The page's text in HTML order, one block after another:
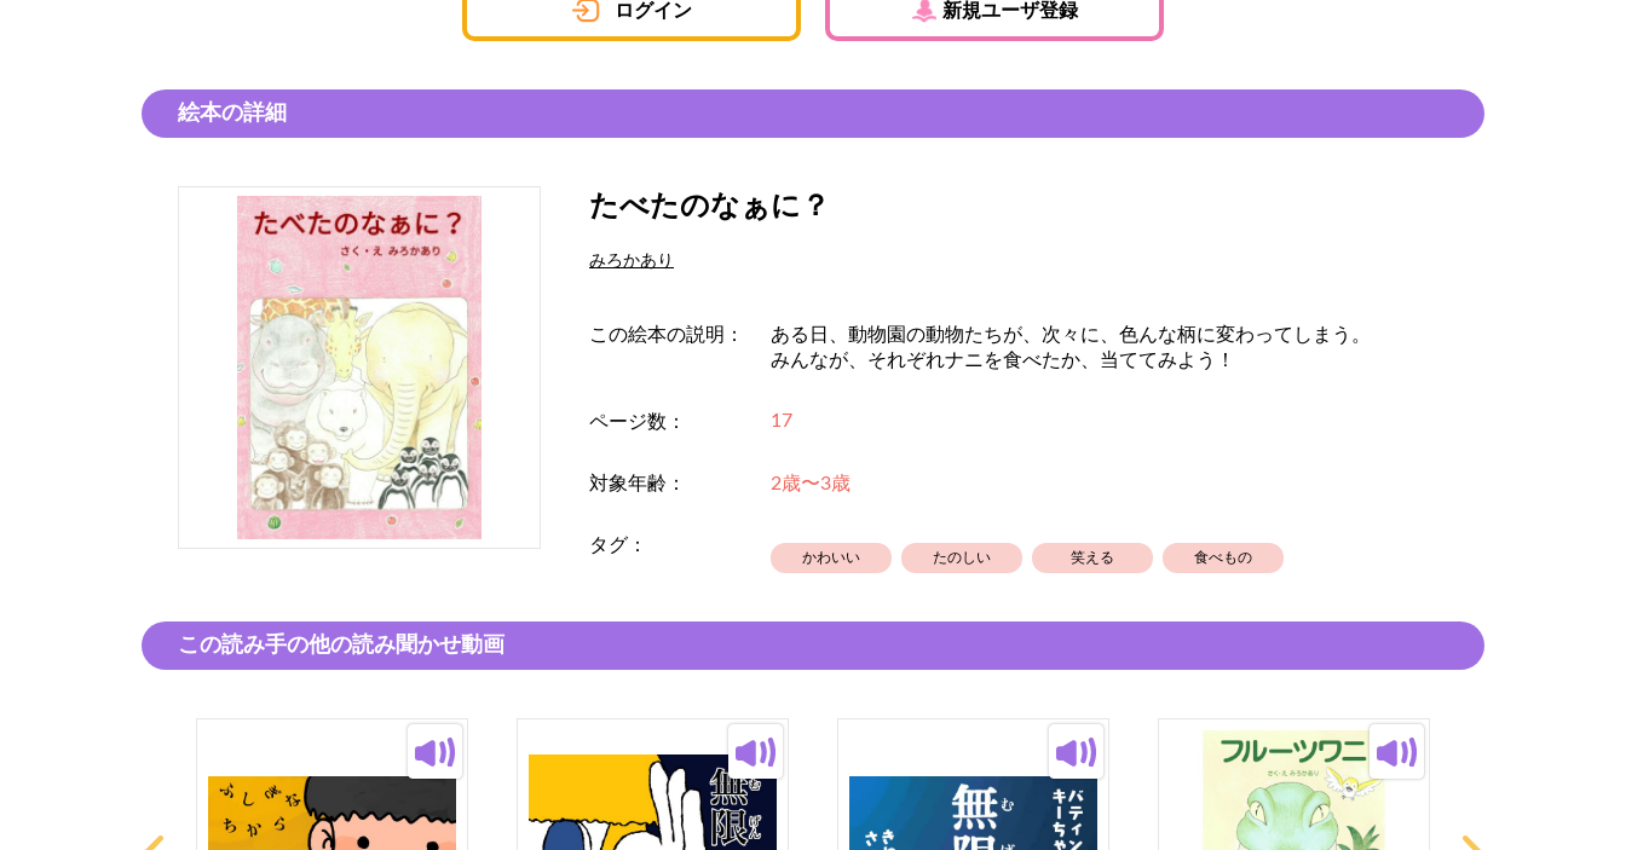
ログイン 新規ユーザ登録
絵本の詳細
たべたのなぁに？
みろかあり
この絵本の説明：
ある日、動物園の動物たちが、次々に、色んな柄に変わってしまう。
みんなが、それぞれナニを食べたか、当ててみよう！
ページ数： 17
対象年齢： 2歳〜3歳
タグ：
かわいい たのしい 笑える 食べもの
この読み手の他の読み聞かせ動画